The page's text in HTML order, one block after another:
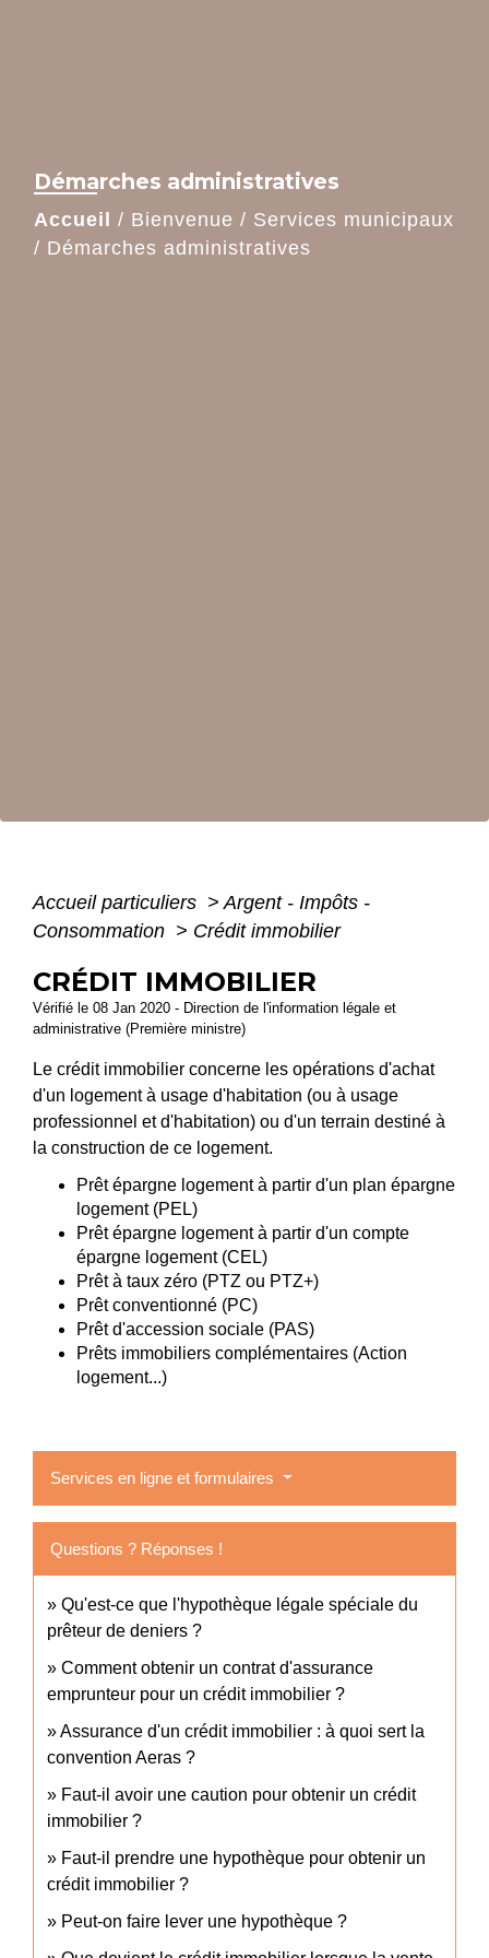
Démarches administratives
Accueil / Bienvenue / Services municipaux
/ Démarches administratives
Accueil particuliers > Argent - Impôts -
Consommation > Crédit immobilier
CRÉDIT IMMOBILIER
Vérifié le 08 Jan 2020 - Direction de l'information légale et
administrative (Première ministre)
Le crédit immobilier concerne les opérations d'achat
d'un logement à usage d'habitation (ou à usage
professionnel et d'habitation) ou d'un terrain destiné à
la construction de ce logement.
Prêt épargne logement à partir d'un plan épargne
logement (PEL)
Prêt épargne logement à partir d'un compte
épargne logement (CEL)
Prêt à taux zéro (PTZ ou PTZ+)
Prêt conventionné (PC)
Prêt d'accession sociale (PAS)
Prêts immobiliers complémentaires (Action
logement...)
Services en ligne et formulaires
Questions ? Réponses !
Qu'est-ce que l'hypothèque légale spéciale du
prêteur de deniers ?
Comment obtenir un contrat d'assurance
emprunteur pour un crédit immobilier ?
Assurance d'un crédit immobilier : à quoi sert la
convention Aeras ?
Faut-il avoir une caution pour obtenir un crédit
immobilier ?
Faut-il prendre une hypothèque pour obtenir un
crédit immobilier ?
Peut-on faire lever une hypothèque ?